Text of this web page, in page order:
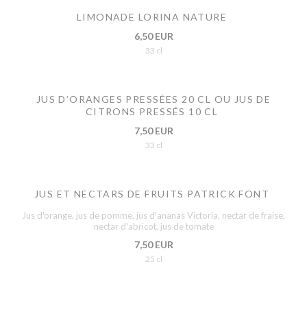
LIMONADE LORINA NATURE
6,50 EUR
33 cl
JUS D’ORANGES PRESSÉES 20 CL OU JUS DE
CITRONS PRESSÉS 10 CL
7,50 EUR
33 cl
JUS ET NECTARS DE FRUITS PATRICK FONT
Jus d'orange, jus de pomme, jus d'ananas Victoria, nectar de fraise,
nectar d'abricot, jus de tomate
7,50 EUR
25 cl